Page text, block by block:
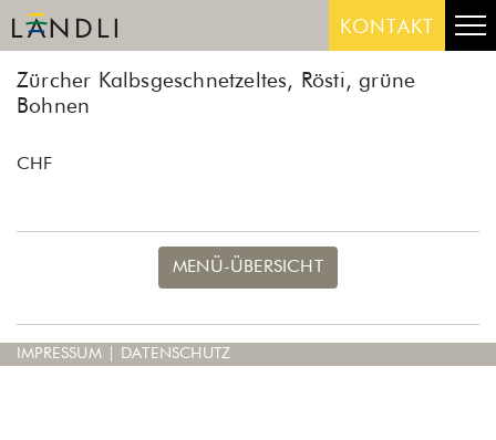
Skip
to
KONTAKT
Zürcher Kalbsgeschnetzeltes, Rösti, grüne
Bohnen
CHF
MENÜ-ÜBERSICHT
IMPRESSUM DATENSCHUTZ